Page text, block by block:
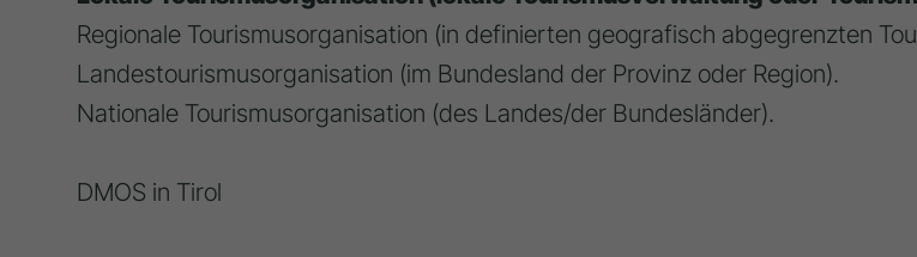
Regionale Tourismusorganisation (in definierten geografisch abgegrenzten
Landestourismusorganisation (im Bundesland der Provinz oder Region).
Nationale Tourismusorganisation (des Landes/der Bundesländer).
DMOS in Tirol